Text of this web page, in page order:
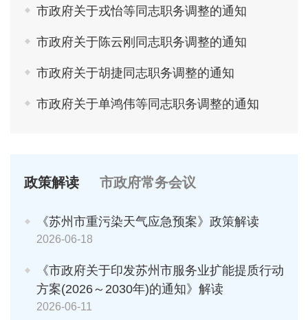
市政府关于戎怡等同志职务调整的通知
市政府关于陈云刚同志职务调整的通知
市政府关于胡捷同志职务调整的通知
市政府关于单鸿伟等同志职务调整的通知
政策解读 市政府常务会议
《苏州市重污染天气应急预案》政策解读
2026-06-18
《市政府关于印发苏州市服务业扩能提质行动
方案(2026～2030年)的通知》解读
2026-06-11